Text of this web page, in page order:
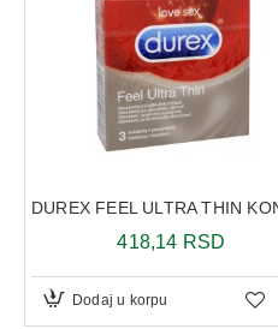
418,14 RSD
Dodaj u korpu